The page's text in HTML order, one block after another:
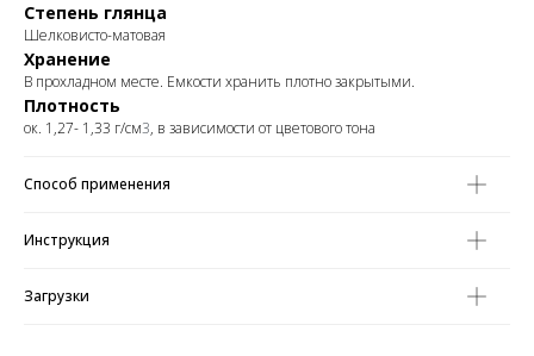
Степень глянца
Шелковисто-матовая
Хранение
В прохладном месте. Емкости хранить плотно закрытыми.
Плотность
ок. 1,27- 1,33 г/см3, в зависимости от цветового тона
Способ применения
Инструкция
Загрузки